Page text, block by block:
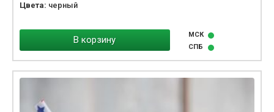
Цвета: черный
В корзину
МСК
СПБ